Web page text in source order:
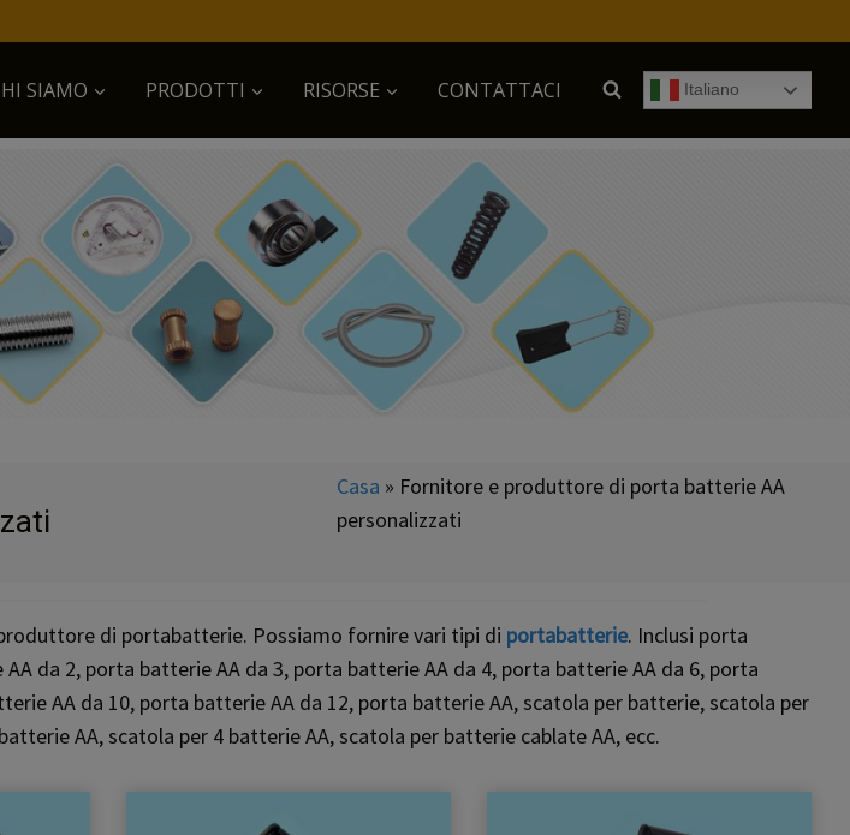
SIAMO PRODOTTI RISORSE CONTATTACI Italiano
Casa » Fornitore e produttore di porta batterie AA
personalizzati
di portabatterie. Possiamo fornire vari tipi di portabatterie. Inclusi porta
da 2, porta batterie AA da 3, porta batterie AA da 4, porta batterie AA da 6, porta
AA da 10, porta batterie AA da 12, porta batterie AA, scatola per batterie, scatola per
AA, scatola per 4 batterie AA, scatola per batterie cablate AA, ecc.